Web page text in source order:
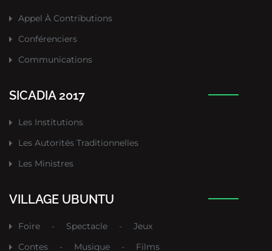
Appel À Contributions
Conférenciers
Communications
SICADIA 2017
Les Institutions
Les Autorités Traditionnelles
Les Ministres
VILLAGE UBUNTU
Foire - Spectacle -
Jeux
Contes
- Musique -
Films